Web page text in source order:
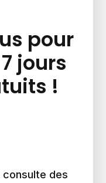
pour
jours
!
consulte des